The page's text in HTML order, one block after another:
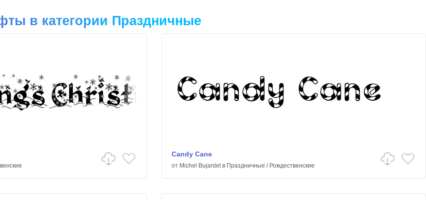
в категории Праздничные
Candy Cane
от Michel Bujardetв Праздничные / Рождественские